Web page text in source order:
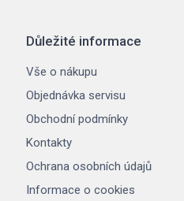
Důležité informace
Vše o nákupu
Objednávka servisu
Obchodní podmínky
Kontakty
Ochrana osobních údajů
Informace o cookies